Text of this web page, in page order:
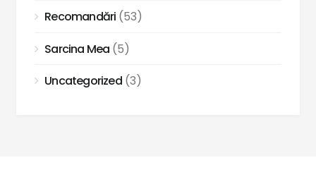
Recomandări (53)
Sarcina Mea (5)
Uncategorized(3)